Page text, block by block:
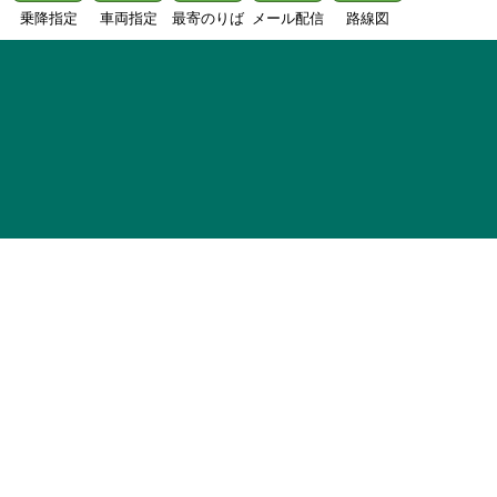
乗降指定 車両指定 最寄のりば メール配信 路線図